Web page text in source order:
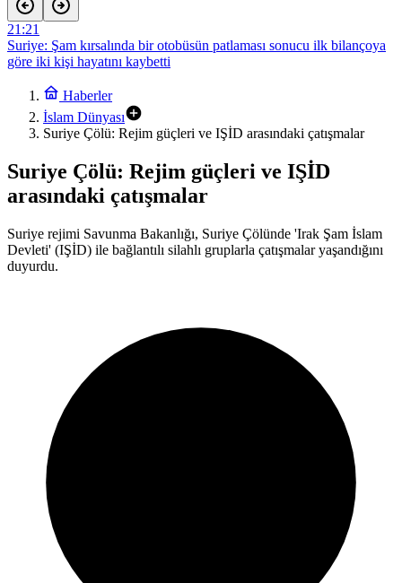
20:28
MGK bildirisinde “Terörsüz Türkiye Süreci”
ABD’nin “Barış Konseyi”, Gazze Şeridi’nin güneyinde ilk askeri
üssün inşası için hazırlık yapıyor
16:58
Çin-Siyonizm İttifakının Bilinmeyenleri Ankara’da Masaya
15:45
Uygur Edebiyatının Usta Kalemi Tahir Talip 80 Yaşında Kaşgar’da
Hayatını Kaybetti
Suriye: Şam kırsalında bir otobüsün patlaması sonucu ilk bilançoya
göre iki kişi hayatını kaybetti
Haberler
İslam Dünyası
Suriye Çölü: Rejim güçleri ve IŞİD arasındaki çatışmalar
Suriye Çölü: Rejim güçleri ve IŞİD
arasındaki çatışmalar
Suriye rejimi Savunma Bakanlığı, Suriye Çölünde 'Irak Şam İslam
Devleti' (IŞİD) ile bağlantılı silahlı gruplarla çatışmalar yaşandığını
duyurdu.